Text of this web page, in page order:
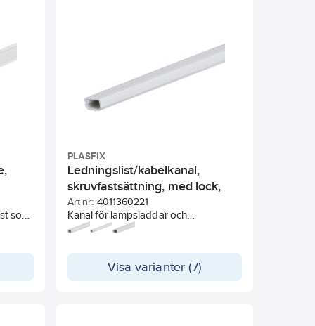
som
som
PLASFIX
Ledningslist/kabelkanal,
skruvfastsättning, med lock,
Plasfix
Art nr: 4011360221
Kanal för lampsladdar och
skarvsladdar. Håller sladdarna i
Visa varianter (7)